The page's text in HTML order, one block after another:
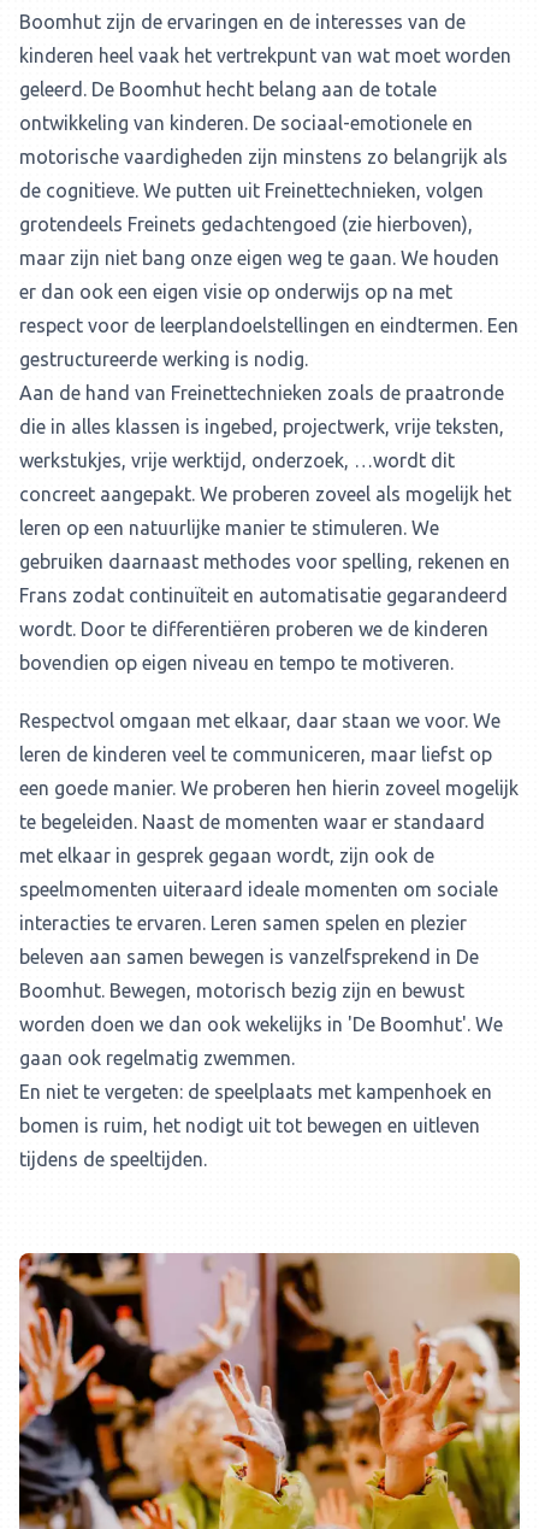
Boomhut zijn de ervaringen en de interesses van de
kinderen heel vaak het vertrekpunt van wat moet worden
geleerd. De Boomhut hecht belang aan de totale
ontwikkeling van kinderen. De sociaal-emotionele en
motorische vaardigheden zijn minstens zo belangrijk als
de cognitieve. We putten uit Freinettechnieken, volgen
grotendeels Freinets gedachtengoed (zie hierboven),
maar zijn niet bang onze eigen weg te gaan. We houden
er dan ook een eigen visie op onderwijs op na met
respect voor de leerplandoelstellingen en eindtermen. Een
gestructureerde werking is nodig.
Aan de hand van Freinettechnieken zoals de praatronde
die in alles klassen is ingebed, projectwerk, vrije teksten,
werkstukjes, vrije werktijd, onderzoek, …wordt dit
concreet aangepakt. We proberen zoveel als mogelijk het
leren op een natuurlijke manier te stimuleren. We
gebruiken daarnaast methodes voor spelling, rekenen en
Frans zodat continuïteit en automatisatie gegarandeerd
wordt. Door te differentiëren proberen we de kinderen
bovendien op eigen niveau en tempo te motiveren.
Respectvol omgaan met elkaar, daar staan we voor. We
leren de kinderen veel te communiceren, maar liefst op
een goede manier. We proberen hen hierin zoveel mogelijk
te begeleiden. Naast de momenten waar er standaard
met elkaar in gesprek gegaan wordt, zijn ook de
speelmomenten uiteraard ideale momenten om sociale
interacties te ervaren. Leren samen spelen en plezier
beleven aan samen bewegen is vanzelfsprekend in De
Boomhut. Bewegen, motorisch bezig zijn en bewust
worden doen we dan ook wekelijks in 'De Boomhut'. We
gaan ook regelmatig zwemmen.
En niet te vergeten: de speelplaats met kampenhoek en
bomen is ruim, het nodigt uit tot bewegen en uitleven
tijdens de speeltijden.